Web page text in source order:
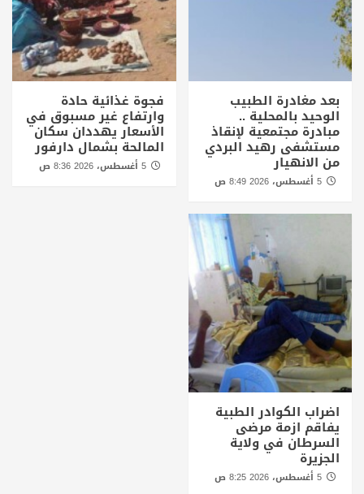
بعد مغادرة الطبيب
الوحيد بالمحلية ..
مبادرة مجتمعية لإنقاذ
مستشفى رهيد البردي
من الانهيار
فجوة غذائية حادة
وارتفاع غير مسبوق في
الأسعار يهددان سكان
المالحة بشمال دارفور
5 أغسطس، 2026 8:36 ص
اضراب الكوادر الطبية
يفاقم ازمة مرضى
السرطان في ولاية
الجزيرة